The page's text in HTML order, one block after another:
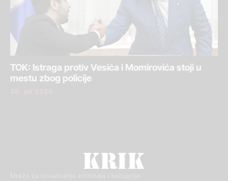
TOK: Istraga protiv Vesića i Momirovića stoji u
mestu zbog policije
30. jul 2026.
Mreža za istraživanje kriminala i korupcije